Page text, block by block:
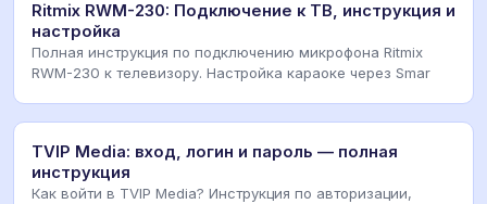
Ritmix RWM-230: Подключение к ТВ, инструкция и
настройка
Полная инструкция по подключению микрофона Ritmix
RWM-230 к телевизору. Настройка караоке через Smar
TVIP Media: вход, логин и пароль — полная
инструкция
Как войти в TVIP Media? Инструкция по авторизации,